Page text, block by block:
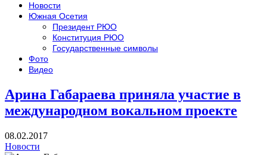
Новости
Южная Осетия
Президент РЮО
Конституция РЮО
Государственные символы
Фото
Видео
Арина Габараева приняла участие в
международном вокальном проекте
08.02.2017
Новости